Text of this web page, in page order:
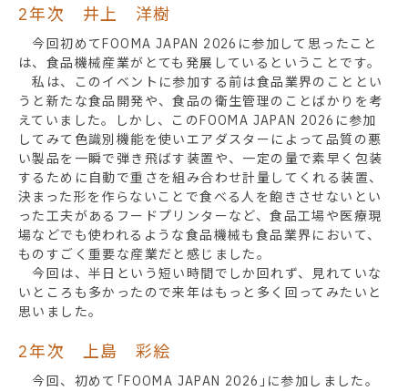
2年次 井上 洋樹
今回初めてFOOMA JAPAN 2026に参加して思ったこと
は、食品機械産業がとても発展しているということです。
私は、このイベントに参加する前は食品業界のこととい
うと新たな食品開発や、食品の衛生管理のことばかりを考
えていました。しかし、このFOOMA JAPAN 2026に参加
してみて色識別機能を使いエアダスターによって品質の悪
い製品を一瞬で弾き飛ばす装置や、一定の量で素早く包装
するために自動で重さを組み合わせ計量してくれる装置、
決まった形を作らないことで食べる人を飽きさせないとい
った工夫があるフードプリンターなど、食品工場や医療現
場などでも使われるような食品機械も食品業界において、
ものすごく重要な産業だと感じました。
今回は、半日という短い時間でしか回れず、見れていな
いところも多かったので来年はもっと多く回ってみたいと
思いました。
2年次 上島 彩絵
今回、初めて｢FOOMA JAPAN 2026｣に参加しました。